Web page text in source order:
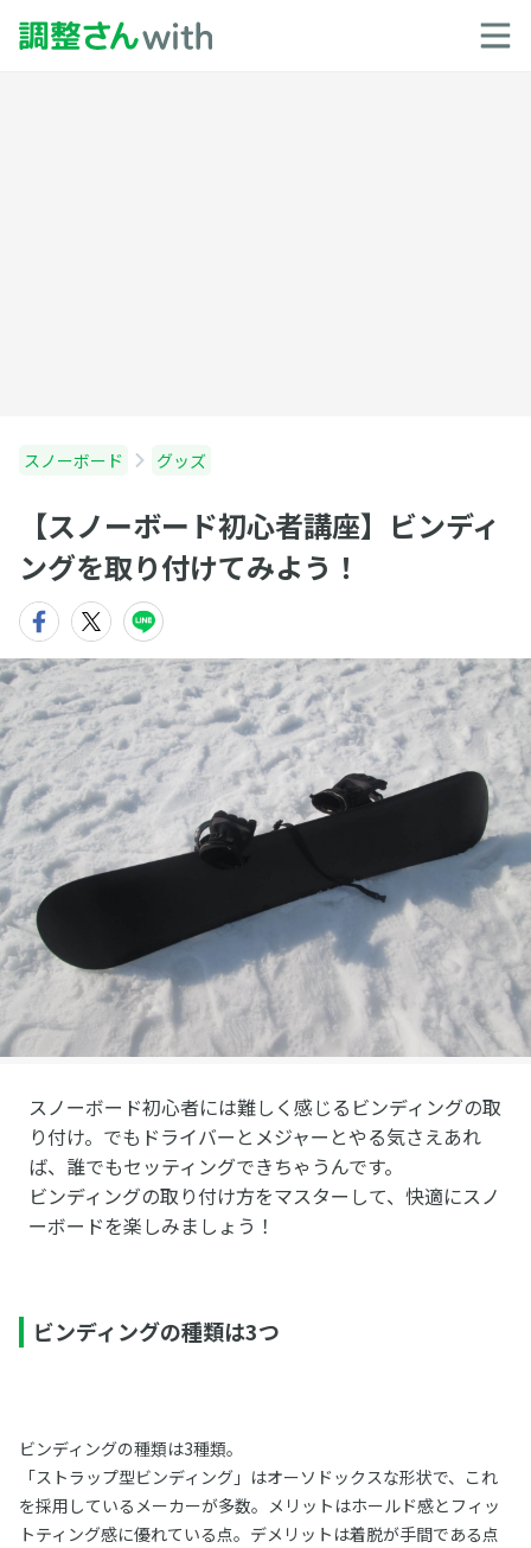
スノーボード グッズ
【スノーボード初心者講座】ビンディ
ングを取り付けてみよう！
スノーボード初心者には難しく感じるビンディングの取
り付け。でもドライバーとメジャーとやる気さえあれ
ば、誰でもセッティングできちゃうんです。
ビンディングの取り付け方をマスターして、快適にスノ
ーボードを楽しみましょう！
ビンディングの種類は3つ
ビンディングの種類は3種類。
「ストラップ型ビンディング」はオーソドックスな形状で、これ
を採用しているメーカーが多数。メリットはホールド感とフィッ
トティング感に優れている点。デメリットは着脱が手間である点